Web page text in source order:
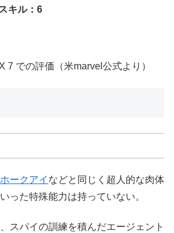
キル：6
での評価（米marvel公式より）
ホークアイ などと同じく超人的な肉体
った特殊能力は持っていない。
スパイの訓練を積んだエージェント